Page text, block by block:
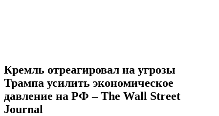
Кремль отреагировал на угрозы
Трампа усилить экономическое
давление на РФ – The Wall Street
Journal